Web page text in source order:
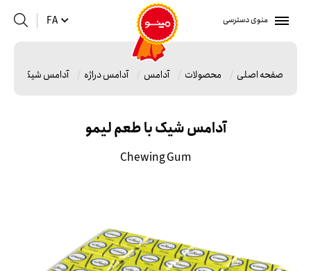
منوی دسترسی FA
صفحه اصلی محصولات آدامس آدامس دراژه آدامس شیک با
آدامس شیک با طعم لیمو
Chewing Gum